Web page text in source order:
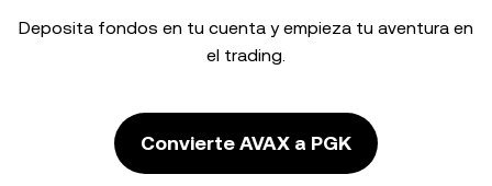
Deposita fondos en tu cuenta y empieza tu aventura en
el trading.
Convierte AVAX a PGK